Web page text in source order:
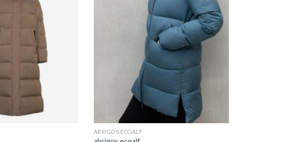
ABRIGOS ECOALF